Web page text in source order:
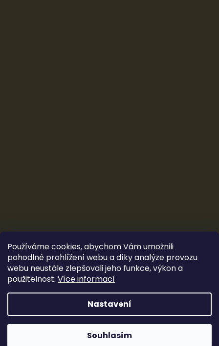
Používáme cookies, abychom Vám umožnili
pohodlné prohlížení webu a díky analýze provozu
webu neustále zlepšovali jeho funkce, výkon a
použitelnost. Více informací
Nastavení
Souhlasím
Vytvořil Shoptet&Ludec
Copyright 2026CarTune Stereo s.r.o.. Všechna práva
vyhrazena.